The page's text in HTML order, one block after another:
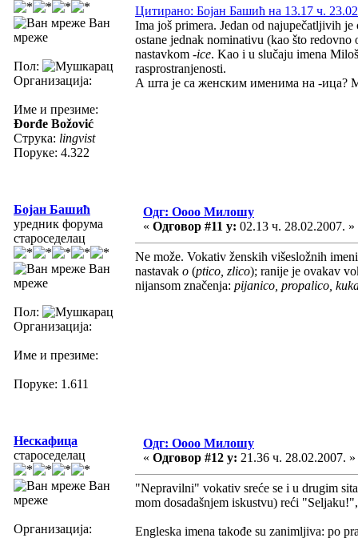
Ван
мреже
Пол:
Организација:
Име и презиме:
Đorđe Božović
Струка: lingvist
Поруке: 4.322
Цитирано: Бојан Башић на 13.17 ч.
Ima još primera. Jedan od najupečatljivih
ostane jednak nominativu (kao što
nastavkom -ice. Kao i u slučaju imena
rasprostranjenosti.
А шта је са женским именима на -
Бојан Башић
уредник форума
староседелац
Ван
мреже
Пол:
Организација:
Име и презиме:
Поруке: 1.611
Одг: Оооо Милошу
« Одговор #11 у: 02.13 ч. 28.02.2007. »
Ne može. Vokativ ženskih višesložnih
nastavak o (ptico, zlico); ranije je ovakav
nijansom značenja: pijanico, propalico,
Нескафица
староседелац
Ван
мреже
Организација:
Одг: Оооо Милошу
« Одговор #12 у: 21.36 ч. 28.02.2007. »
"Nepravilni" vokativ sreće se i u drugim
mom dosadašnjem iskustvu) reći
Engleska imena takođe su zanimljiva: